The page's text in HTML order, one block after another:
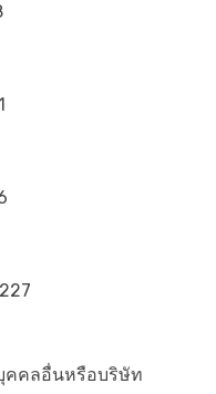
คคลอื่นหรือบริษัท